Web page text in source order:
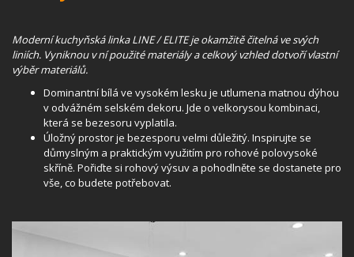
Moderní kuchyňská linka LINE / ELITE je okamžitě čitelná ve svých
liniích. Vyniknou v ní použité materiály a celkový vzhled dotvoří vlastní
výběr materiálů.
Dominantní bílá ve vysokém lesku je utlumena matnou dýhou
v odvážném selském dekoru. Jde o velkorysou kombinaci,
která se bezesoru vyplatila.
Úložný prostor je bezesporu velmi důležitý. Inspirujte se
důmyslným a praktickým využitím pro rohové polovysoké
skříně. Pořiďte si rohový výsuv a pohodlněte se dostanete pro
vše, co budete potřebovat.